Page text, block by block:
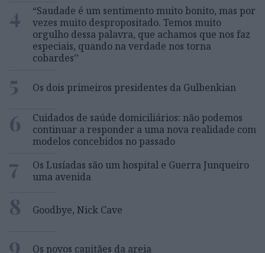
4
“Saudade é um sentimento muito bonito, mas por
vezes muito despropositado. Temos muito
orgulho dessa palavra, que achamos que nos faz
especiais, quando na verdade nos torna
cobardes’’
5 Os dois primeiros presidentes da Gulbenkian
6
Cuidados de saúde domiciliários: não podemos
continuar a responder a uma nova realidade com
modelos concebidos no passado
7
Os Lusíadas são um hospital e Guerra Junqueiro
uma avenida
8 Goodbye, Nick Cave
9 Os novos capitães da areia